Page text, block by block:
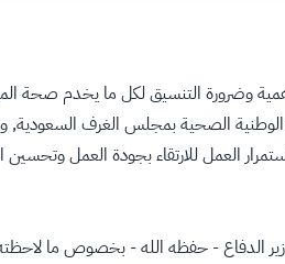
وضرورة التنسيق لكل ما يخدم صحة
الصحية بمجلس الغرف السعودية,
العمل للارتقاء بجودة العمل
الدفاع - حفظه الله - بخصوص ما لاحظته